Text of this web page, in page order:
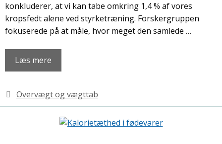
konkluderer, at vi kan tabe omkring 1,4 % af vores
kropsfedt alene ved styrketræning. Forskergruppen
fokuserede på at måle, hvor meget den samlede …
Læs mere
Kategorier
Overvægt og vægttab